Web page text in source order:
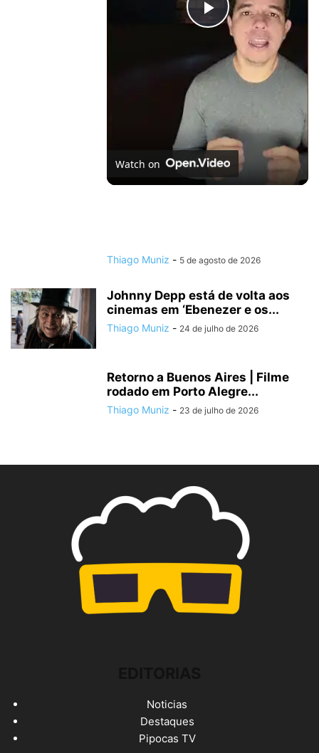
Play
Video
Watch on
Thiago Muniz - 5 de agosto de 2026
Johnny Depp está de volta aos
cinemas em ‘Ebenezer e os...
Thiago Muniz - 24 de julho de 2026
Retorno a Buenos Aires | Filme
rodado em Porto Alegre...
Thiago Muniz - 23 de julho de 2026
Noticias
Destaques
Pipocas TV